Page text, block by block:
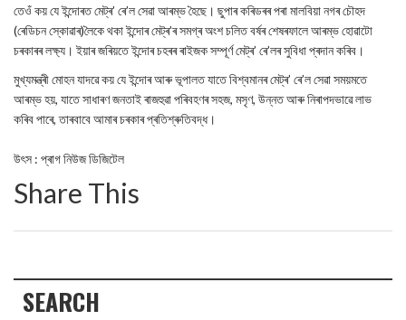
তেওঁ কয় যে ইন্দোৰত মেট্ৰ’ ৰে’ল সেৱা আৰম্ভ হৈছে। ছুপাৰ কৰিডৰৰ পৰা মালবিয়া নগৰ চৌহদ
(ৰেডিচন স্কোৱাৰ)লৈকে থকা ইন্দোৰ মেট্ৰ’ৰ সমগ্ৰ অংশ চলিত বৰ্ষৰ শেষৰফালে আৰম্ভ হোৱাটো
চৰকাৰৰ লক্ষ্য। ইয়াৰ জৰিয়তে ইন্দোৰ চহৰৰ ৰাইজক সম্পূৰ্ণ মেট্ৰ’ ৰে’লৰ সুবিধা প্ৰদান কৰিব।
মুখ্যমন্ত্ৰী মোহন যাদৱে কয় যে ইন্দোৰ আৰু ভূপালত যাতে বিশ্বমানৰ মেট্ৰ’ ৰে’ল সেৱা সময়মতে
আৰম্ভ হয়, যাতে সাধাৰণ জনতাই ৰাজহুৱা পৰিবহণৰ সহজ, মসৃণ, উন্নত আৰু নিৰাপদভাৱে লাভ
কৰিব পাৰে, তাৰবাবে আমাৰ চৰকাৰ প্ৰতিশ্ৰুতিবদ্ধ।
উৎস : প্ৰাগ নিউজ ডিজিটেল
Share This
SEARCH